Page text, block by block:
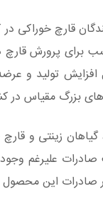
قارچ
برای پرورش قارچ
افزایش تولید و
بزرگ مقیاس در
علیرغم وجود
صادرات این محصول